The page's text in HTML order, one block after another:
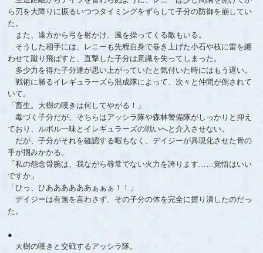
ら刃を大降りに振るいつつタイミングをずらして子分の防御を崩してい
た。
また、遠方から弓を射かけ、風を操ってくる敵もいる。
そうした相手には、レニーも先程自身で巻き上げた小石や枝に雷を纏
わせて蹴り飛ばすと、直撃した子分は意識を失ってしまった。
多少力を得た子分達が思い上がっていたと気付いた時にはもう遅い。
戦術に勝るイレギュラーズら混成隊によって、次々と仲間が倒されて
いて。
「畜生。大樹の嘆きは何してやがる！」
毒づく子分だが、そちらはアッシラ隊や森林警備隊がしっかりと抑え
ており、ルボル一味とイレギュラーズの戦いへと介入させない。
だが、子分がそれを確認する暇もなく、デイジーが具現化させた骨の
手が掴みかかる。
「私の怨念骨腕は、我ながら尋常でない火力を誇ります……覚悟はいい
ですか」
「ひっ、ひああああああぁぁぁ！！」
デイジーは有無を言わさず、その子分の体を完全に握り潰したのだっ
た。
●
大樹の嘆きと交戦するアッシラ隊。